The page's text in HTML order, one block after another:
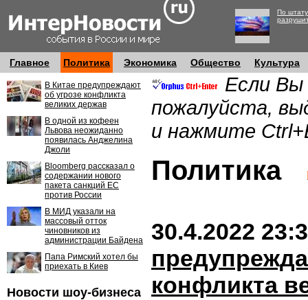
По
Главное Политика Экономика Общество Культура
В Китае предупреждают
об угрозе конфликта
великих держав
В одной из кофеен
Львова неожиданно
появилась Анджелина
Джоли
Bloomberg рассказал о
содержании нового
пакета санкций ЕС
против России
В МИД указали на
массовый отток
чиновников из
администрации Байдена
Папа Римский хотел бы
приехать в Киев
Новости шоу-бизнеса
Если Вы
пожалуйста,
и нажмите
Политика
30.4.2022
конфликта